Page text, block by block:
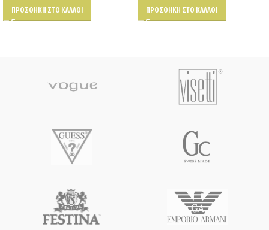
ΠΡΟΣΘΉΚΗ ΣΤΟ ΚΑΛΆΘΙ ΠΡΟΣΘΉΚΗ ΣΤΟ ΚΑΛΆΘΙ